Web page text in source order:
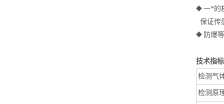
◆ 一*的
保证传
◆ 防爆
技术
检测气
检测原